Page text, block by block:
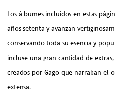
Los álbumes incluidos en estas
años setenta y avanzan
conservando toda su esencia y
incluye una gran cantidad de extras,
creados por Gago que narraban el
extensa.